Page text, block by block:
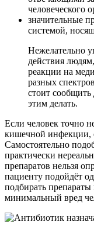
человеческого
значительные
системой,
Нежелательно
действия
реакции на
разных
стоит сообщить
этим делать.
Если человек точно
кишечной инфекции,
Самостоятельно
практически
препаратов нельзя
пациенту подойдёт
подбирать
минимальный вред